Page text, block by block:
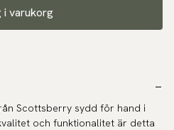
i varukorg
Scottsberry sydd för hand i
och funktionalitet är detta